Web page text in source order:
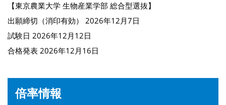
【東京農業大学 生物産業学部 総合型選抜】
出願締切（消印有効） 2026年12月7日
試験日 2026年12月12日
合格発表 2026年12月16日
倍率情報